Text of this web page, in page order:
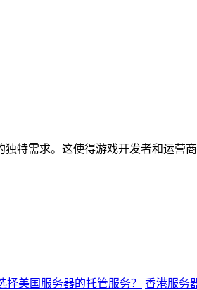
特需求。这使得游戏开发者和运营
择美国服务器的托管服务？
香港服务